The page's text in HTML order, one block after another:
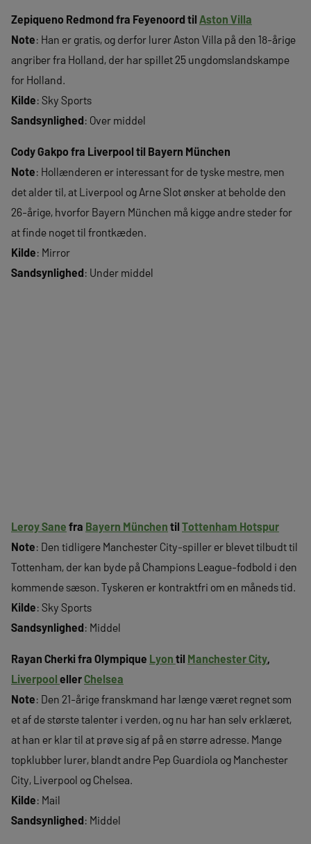
Zepiqueno Redmond fra Feyenoord til Aston Villa
Note: Han er gratis, og derfor lurer Aston Villa på den 18-årige
angriber fra Holland, der har spillet 25 ungdomslandskampe
for Holland.
Kilde: Sky Sports
Sandsynlighed: Over middel
Cody Gakpo fra Liverpool til Bayern München
Note: Hollænderen er interessant for de tyske mestre, men
det alder til, at Liverpool og Arne Slot ønsker at beholde den
26-årige, hvorfor Bayern München må kigge andre steder for
at finde noget til frontkæden.
Kilde: Mirror
Sandsynlighed: Under middel
Leroy Sane fra Bayern München til Tottenham Hotspur
Note: Den tidligere Manchester City-spiller er blevet tilbudt til
Tottenham, der kan byde på Champions League-fodbold i den
kommende sæson. Tyskeren er kontraktfri om en måneds tid.
Kilde: Sky Sports
Sandsynlighed: Middel
Rayan Cherki fra Olympique Lyon til Manchester City,
Liverpool ellerChelsea
Note: Den 21-årige franskmand har længe været regnet som
et af de største talenter i verden, og nu har han selv erklæret,
at han er klar til at prøve sig af på en større adresse. Mange
topklubber lurer, blandt andre Pep Guardiola og Manchester
City, Liverpool og Chelsea.
Kilde: Mail
Sandsynlighed: Middel